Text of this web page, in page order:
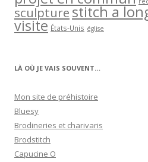
sculpturestitch a
visite États-Unis église
LÀ OÙ JE VAIS SOUVENT…
Mon site de préhistoire
Bluesy
Brodineries et charivaris
Brodstitch
Capucine O